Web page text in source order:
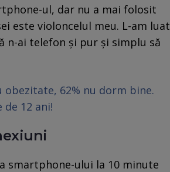
ul, dar nu a mai folosit
este violoncelul meu. L-am luat
n-ai telefon și pur și simplu să
obezitate, 62% nu dorm bine.
12 ani!
smartphone-ului la 10 minute